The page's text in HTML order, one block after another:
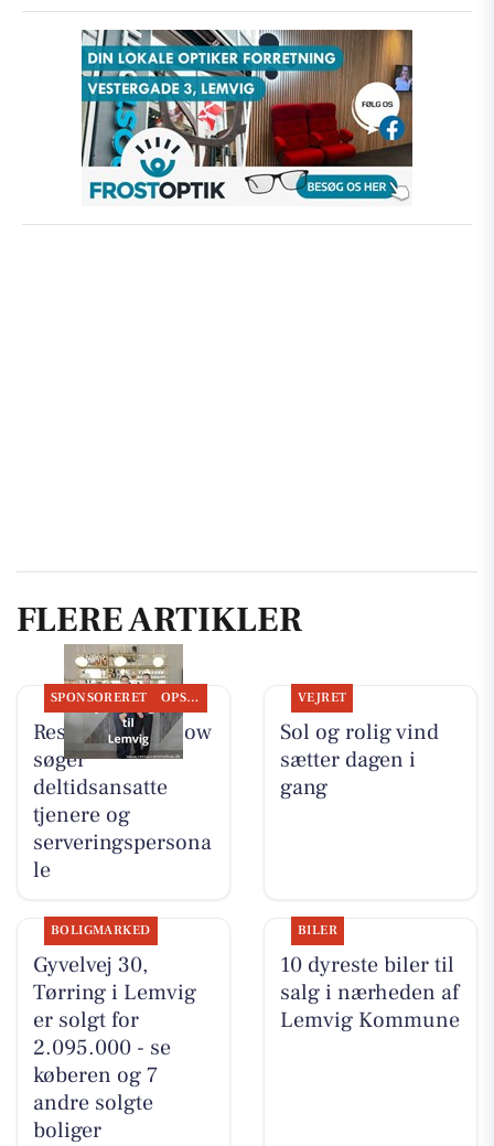
FLERE ARTIKLER
SPONSORERET OPSLAGSTAVLEN
Restaurant Mellow
søger
deltidsansatte
tjenere og
serveringspersona
le
VEJRET
Sol og rolig vind
sætter dagen i
gang
BOLIGMARKED
Gyvelvej 30,
Tørring i Lemvig
er solgt for
2.095.000 - se
køberen og 7
andre solgte
boliger
BILER
10 dyreste biler til
salg i nærheden af
Lemvig Kommune